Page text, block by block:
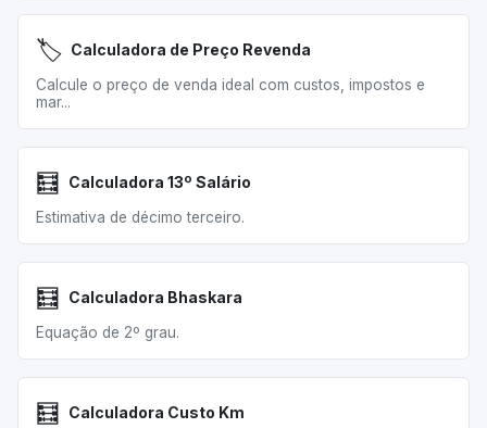
🏷️ Calculadora de Preço Revenda
Calcule o preço de venda ideal com custos, impostos e
mar...
🧮 Calculadora 13º Salário
Estimativa de décimo terceiro.
🧮 Calculadora Bhaskara
Equação de 2º grau.
🧮 Calculadora Custo Km